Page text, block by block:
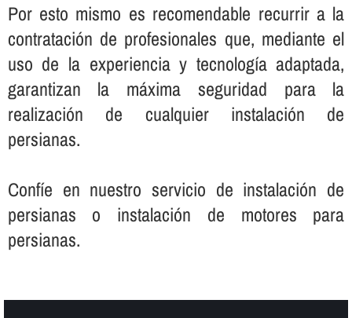
Por esto mismo es recomendable recurrir a la
contratación de profesionales que, mediante el
uso de la experiencia y tecnologí­a adaptada,
garantizan la máxima seguridad para la
realización de cualquier instalación de
persianas.
Confí­e en nuestro servicio de instalación de
persianas o instalación de motores para
persianas.